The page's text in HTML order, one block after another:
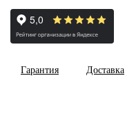
Гарантия Доставка